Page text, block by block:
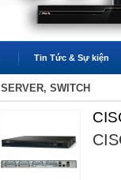
Tin Tức & Sự kiện
SERVER, SWITCH